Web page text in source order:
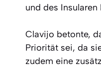
und des
Clavijo betonte,
Priorität sei, da
zudem eine